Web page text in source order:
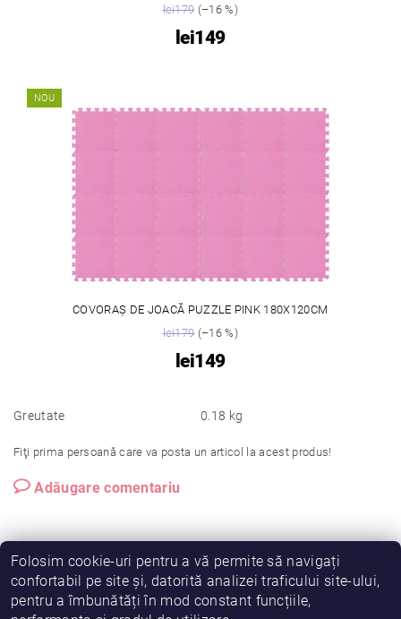
lei179(–16 %)
lei149
NOU
COVORAȘ DE JOACĂ PUZZLE PINK 180X120CM
lei179(–16 %)
lei149
Greutate 0.18 kg
Fiţi prima persoană care va posta un articol la acest produs!
Adăugare comentariu
Folosim cookie-uri pentru a vă permite să navigați
confortabil pe site și, datorită analizei traficului site-ului,
pentru a îmbunătăți în mod constant funcțiile,